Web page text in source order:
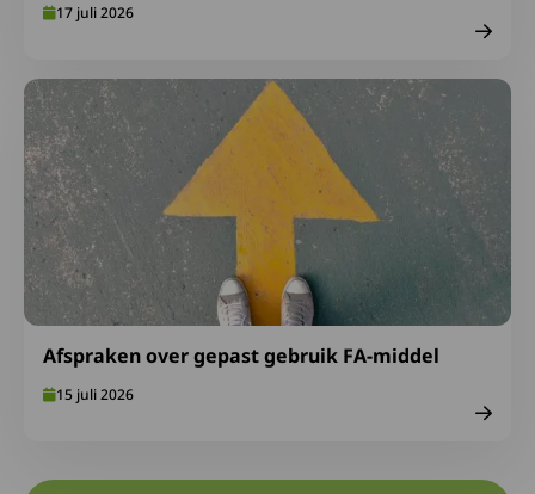
17 juli 2026
Afspraken over gepast gebruik FA-middel
15 juli 2026
Lees meer over Afspraken over gepast gebruik FA-